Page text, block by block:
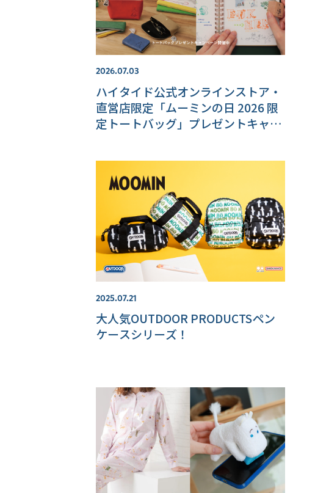
2026.07.03
ハイタイド公式オンラインストア・
直営店限定「ムーミンの日 2026 限
定トートバッグ」プレゼントキャン
2025.07.21
大人気OUTDOOR PRODUCTSペン
ケースシリーズ！